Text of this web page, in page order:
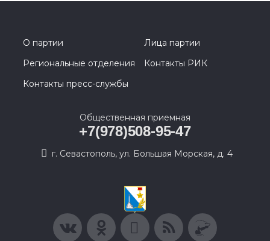
О партии
Лица партии
Региональные отделения
Контакты РИК
Контакты пресс-службы
Общественная приемная
+7(978)508-95-47
г. Севастополь, ул. Большая Морская, д. 4